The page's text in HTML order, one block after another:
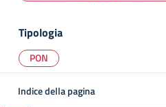
Tipologia
PON
Indice della pagina